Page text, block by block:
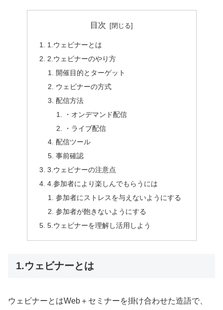
目次
1.ウェビナーとは
2.ウェビナーのやり方
開催目的とターゲット
ウェビナーの方式
配信方法
・オンデマンド配信
・ライブ配信
配信ツール
事前確認
3.ウェビナーの注意点
4.参加者により楽しんでもらうには
参加者にストレスを与えないようにする
参加者が飽きないようにする
5.ウェビナーを理解し活用しよう
1.ウェビナーとは
ウェビナーとはWeb＋セミナーを掛け合わせた造語で、